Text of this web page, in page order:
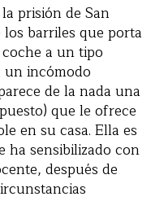
prisión de San
barriles que porta
a un tipo
un incómodo
de la nada una
que le ofrece
en su casa. Ella es
ha sensibilizado con
después de